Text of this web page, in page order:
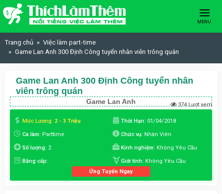
Skip to content
MENU
Trang chủ
Việc làm part-time
Game Lan Anh 300 Định Công tuyển nhân viên trông quán
Game Lan Anh 300 Định Công tuyển nhân
viên trông quán
Game Lan Anh 374 Lượt xem
Mức Lương: 2 - 3 Triệu Thời Hạn: 01/04/2018
Ca làm: Parttime Chức vụ: Nhân Viên
Số lượng: 2 Kinh nghiệm: Không Yêu Cầu
Bằng cấp: Giới tính: Không Yêu Cầu
Ứng Tuyển Ngay